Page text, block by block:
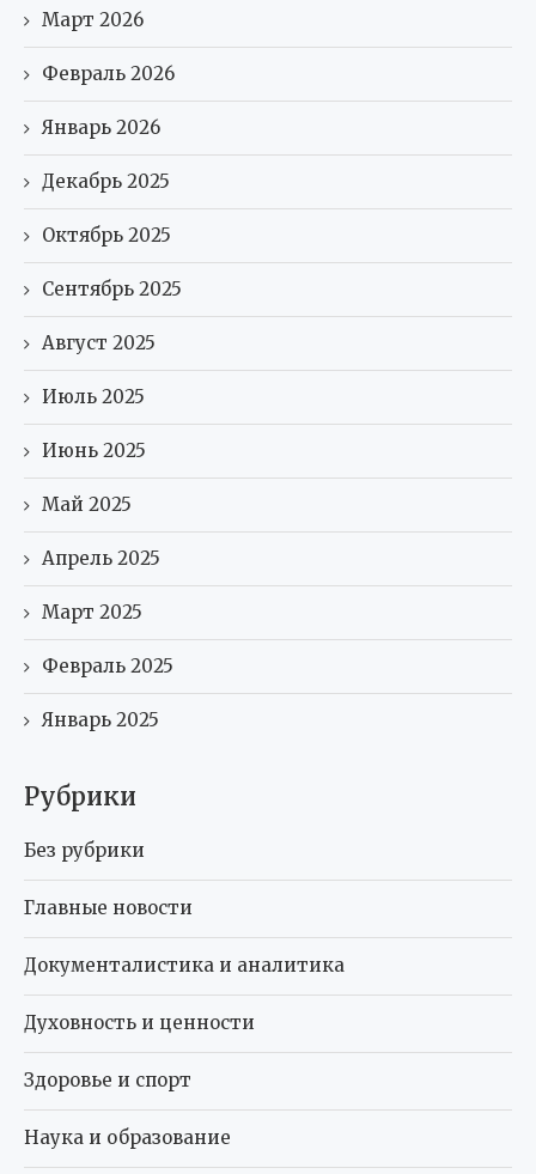
Март 2026
Февраль 2026
Январь 2026
Декабрь 2025
Октябрь 2025
Сентябрь 2025
Август 2025
Июль 2025
Июнь 2025
Май 2025
Апрель 2025
Март 2025
Февраль 2025
Январь 2025
Рубрики
Без рубрики
Главные новости
Документалистика и аналитика
Духовность и ценности
Здоровье и спорт
Наука и образование